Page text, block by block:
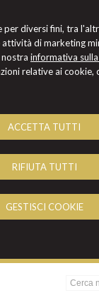
per diversi fini, tra
di marketing
informativa
relative ai cookie,
ACCETTA TUTTI
RIFIUTA TUTTI
GESTISCI COOKIE